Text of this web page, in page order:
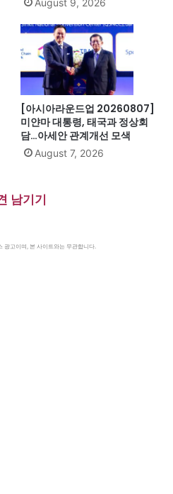
August 9, 2026
[아시아라운드업 20260807]
미얀마 대통령, 태국과 정상회
담…아세안 관계개선 모색
August 7, 2026
남기기
광고이며, 본 사이트와는 무관합니다.